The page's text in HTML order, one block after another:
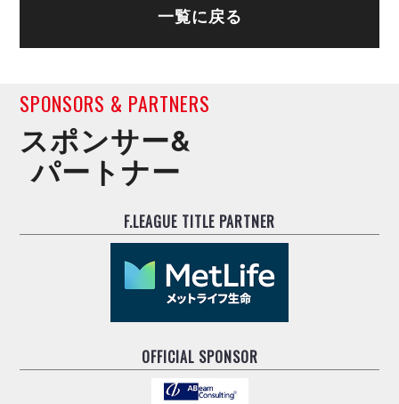
一覧に戻る
SPONSORS & PARTNERS
スポンサー&
パートナー
F.LEAGUE TITLE PARTNER
OFFICIAL SPONSOR